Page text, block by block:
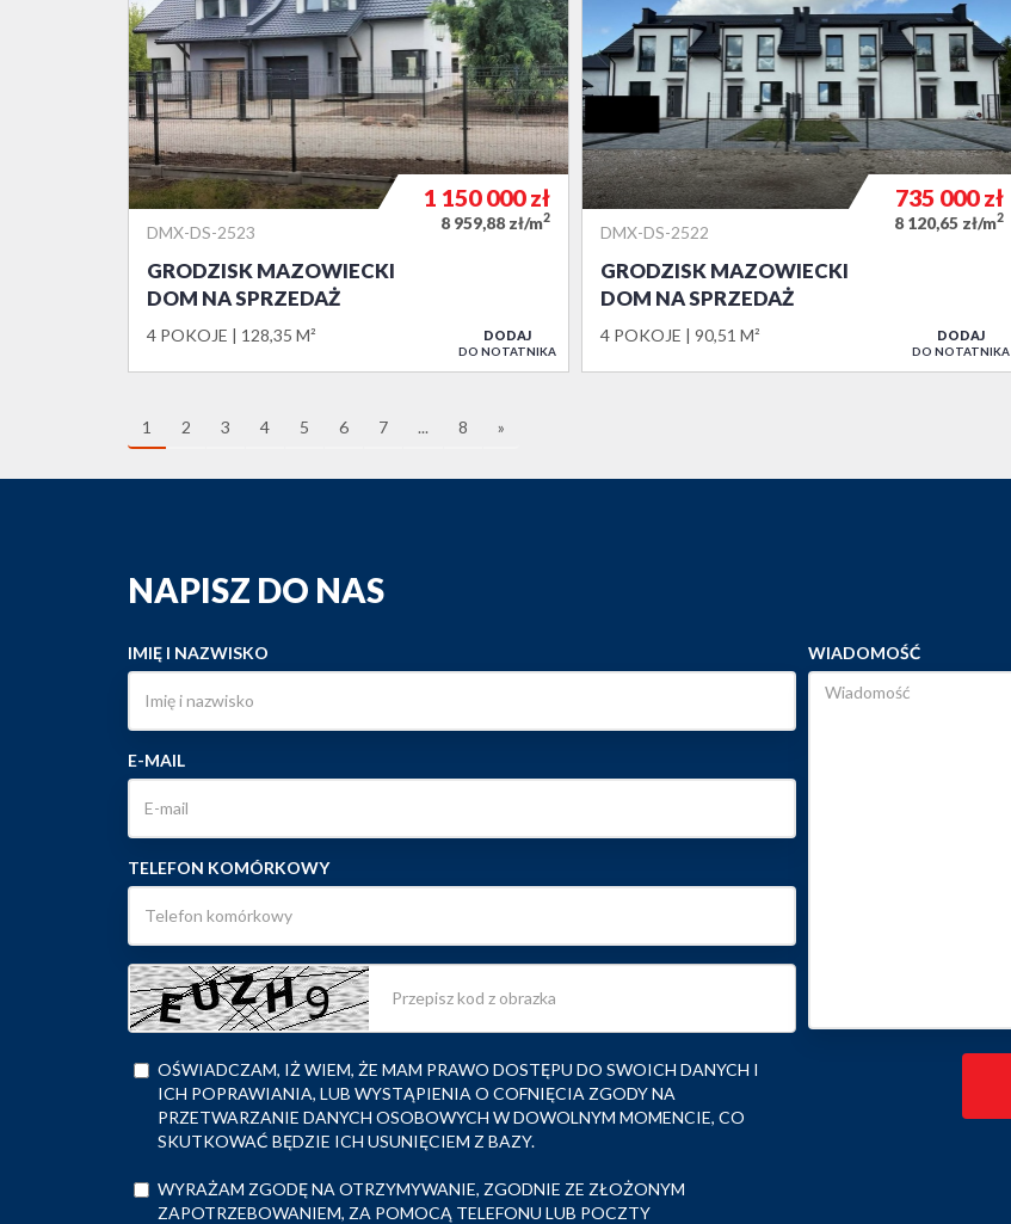
DMX-DS-2523
GRODZISK MAZOWIECKI
DOM NA SPRZEDAŻ
4 POKOJE 128,35 M²
1 150 000zł
8 959,88 zł/m2
DODAJ
DO NOTATNIKA
DMX-DS-2522
GRODZISK MAZOWIECKI
DOM NA SPRZEDAŻ
4 POKOJE 90,51 M²
735 000zł
8 120,65 zł/m2
DODAJ
DO NOTATNIKA
1 2 3 4 5 6 7 ... 8 »
NAPISZ DO NAS
IMIĘ I NAZWISKO
E-MAIL
TELEFON KOMÓRKOWY
OŚWIADCZAM, IŻ WIEM, ŻE MAM PRAWO DOSTĘPU DO SWOICH DANYCH I
ICH POPRAWIANIA, LUB WYSTĄPIENIA O COFNIĘCIA ZGODY NA
PRZETWARZANIE DANYCH OSOBOWYCH W DOWOLNYM MOMENCIE, CO
SKUTKOWAĆ BĘDZIE ICH USUNIĘCIEM Z BAZY.
WYRAŻAM ZGODĘ NA OTRZYMYWANIE, ZGODNIE ZE ZŁOŻONYM
ZAPOTRZEBOWANIEM, ZA POMOCĄ TELEFONU LUB POCZTY
WIADOMOŚĆ